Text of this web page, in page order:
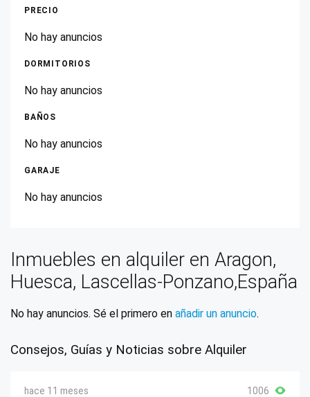
PRECIO
No hay anuncios
DORMITORIOS
No hay anuncios
BAÑOS
No hay anuncios
GARAJE
No hay anuncios
Inmuebles en alquiler en Aragon,
Huesca, Lascellas-Ponzano,España
No hay anuncios. Sé el primero en añadir un anuncio.
Consejos, Guías y Noticias sobre Alquiler
hace 11 meses 1006